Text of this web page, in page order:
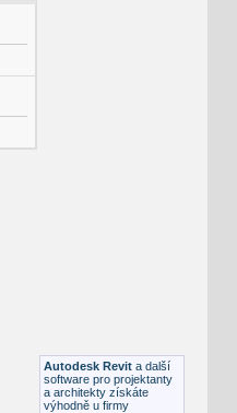
Autodesk Revit a další
software pro projektanty
a architekty získáte
výhodně u firmy